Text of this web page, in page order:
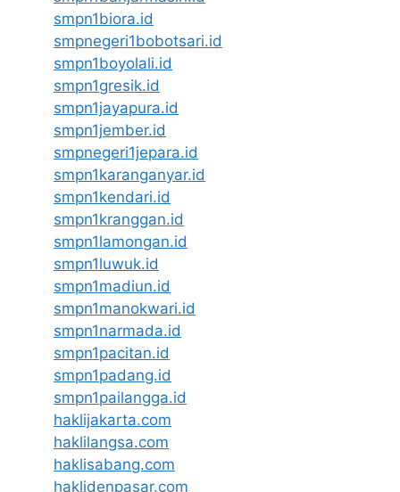
smpn1biora.id
smpnegeri1bobotsari.id
smpn1boyolali.id
smpn1gresik.id
smpn1jayapura.id
smpn1jember.id
smpnegeri1jepara.id
smpn1karanganyar.id
smpn1kendari.id
smpn1kranggan.id
smpn1lamongan.id
smpn1luwuk.id
smpn1madiun.id
smpn1manokwari.id
smpn1narmada.id
smpn1pacitan.id
smpn1padang.id
smpn1pailangga.id
haklijakarta.com
haklilangsa.com
haklisabang.com
haklidenpasar.com